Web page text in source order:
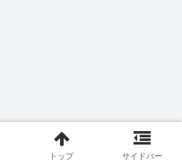
トップ サイドバー